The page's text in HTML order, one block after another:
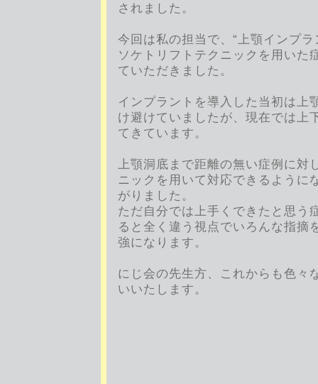
されました。
今回は私の担当で、“上顎インプ
ソケトリフトテクニックを用いた
ていただきました。
インプラントを導入した当初は上
け避けていましたが、現在では上
てきています。
上顎洞底まで距離の無い症例に対
ニックを用いて対応できるように
がりました。
ただ自分では上手くできたと思う
ると全く違う視点でいろんな指摘
強になります。
にじ会の先生方、これからも色々
いいたします。